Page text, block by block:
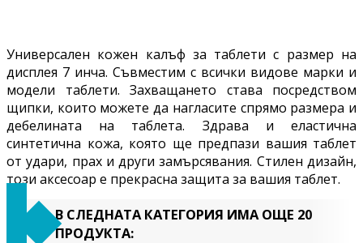
Универсален кожен калъф за таблети с размер на
дисплея 7 инча. Съвместим с всички видове марки и
модели таблети. Захващането става посредством
щипки, които можете да нагласите спрямо размера и
дебелината на таблета. Здрава и еластична
синтетична кожа, която ще предпази вашия таблет
от удари, прах и други замърсявания. Стилен дизайн,
този аксесоар е прекрасна защита за вашия таблет.
В СЛЕДНАТА КАТЕГОРИЯ ИМА ОЩЕ 20
ПРОДУКТА: